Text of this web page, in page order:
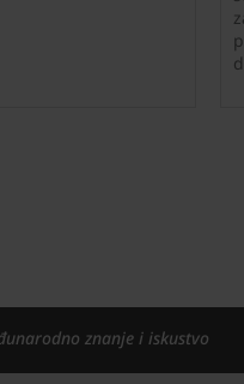
znanje i iskustvo